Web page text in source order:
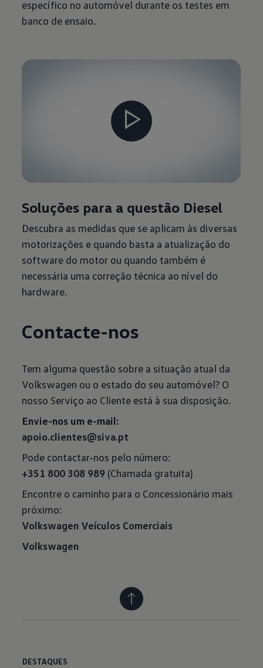
específico no automóvel durante os testes em
banco de ensaio.
Soluções para a questão Diesel
Descubra as medidas que se aplicam às diversas
motorizações e quando basta a atualização do
software do motor ou quando também é
necessária uma correção técnica ao nível do
hardware.
Contacte-nos
Tem alguma questão sobre a situação atual da
Volkswagen ou o estado do seu automóvel? O
nosso Serviço ao Cliente está à sua disposição.
Envie-nos um e-mail:
apoio.clientes@siva.pt
+351 800 308 989 (Chamada gratuita)
Encontre o caminho para o Concessionário mais
Volkswagen Veículos Comerciais
Volkswagen
DESTAQUES